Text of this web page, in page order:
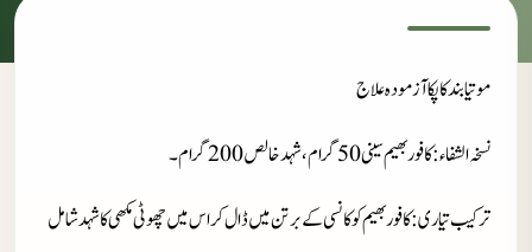
موتیا بند کا پکا آزمودہ علاج
نسخہ الشفاء: کافو ربھیم سینی 50 گرام، شہد خالص 200 گرام۔
ترکیب تیاری: کافور بھیم کو کانسی کے برتن میں ڈال کر اس میں چھوٹی مکھی کا شہد شامل